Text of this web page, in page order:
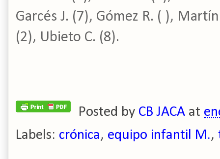
Garcés J. (7), Gómez R. ( ),
(2), Ubieto C. (8).
Posted by CB JACA at
Labels: crónica, equipo infantil M.,